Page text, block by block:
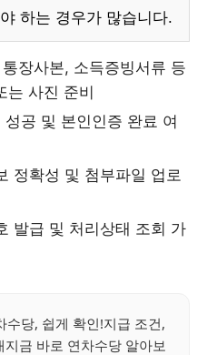
하는 경우가 많습니다.
장사본, 소득증빙서류 등
는 사진 준비
성공 및 본인인증 완료 여
정확성 및 첨부파일 업로
발급 및 처리상태 조회 가
수당, 쉽게 확인!지급 조건,
금 바로 연차수당 알아보